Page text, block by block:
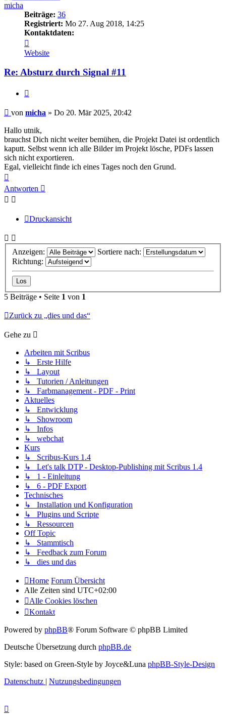
micha
Beiträge: 36
Registriert: Mo 27. Aug 2018, 14:25
Kontaktdaten:
von
micha
Website
Re: Absturz durch Signal #11
Beitrag
von micha » Do 20. Mär 2025, 20:42
Hallo utnik,
brauchst Dich nicht weiter bemühen, die Projekt Datei ist ordentlich
kaputt. Selbst wenn ich alle Bilder im Projekt lösche, PDFs lassen
sich nicht exportieren.
Egal, vielleicht finde ich eines Tages noch den Grund.
oben
Antworten
Druckansicht
Anzeigen:
Sortiere nach:
Richtung:
5 Beiträge • Seite 1 von 1
Zurück zu „dies und das“
Gehe zu
Arbeiten mit Scribus
↳ Erste Hilfe
↳ Layout
↳ Tutorien / Anleitungen
↳ Farbmanagement - PDF - Print
Aktuelles
↳ Entwicklung
↳ Showroom
↳ Infos
↳ webchat
Kurs
↳ Scribus-Kurs 1.4
↳ Let's talk DTP - Desktop-Publishing mit Scribus 1.4
↳ 1 - Einleitung
↳ 6 - PDF Export
Technisches
↳ Installation und Konfiguration
↳ Plugins und Scripte
↳ Ressourcen
Off Topic
↳ Stammtisch
↳ Feedback zum Forum
↳ dies und das
Home Forum Übersicht
Alle Zeiten sind UTC+02:00
Alle Cookies löschen
Kontakt
Powered by phpBB® Forum Software © phpBB Limited
Deutsche Übersetzung durch phpBB.de
Style: based on Green-Style by Joyce&Luna phpBB-Style-Design
Datenschutz | Nutzungsbedingungen